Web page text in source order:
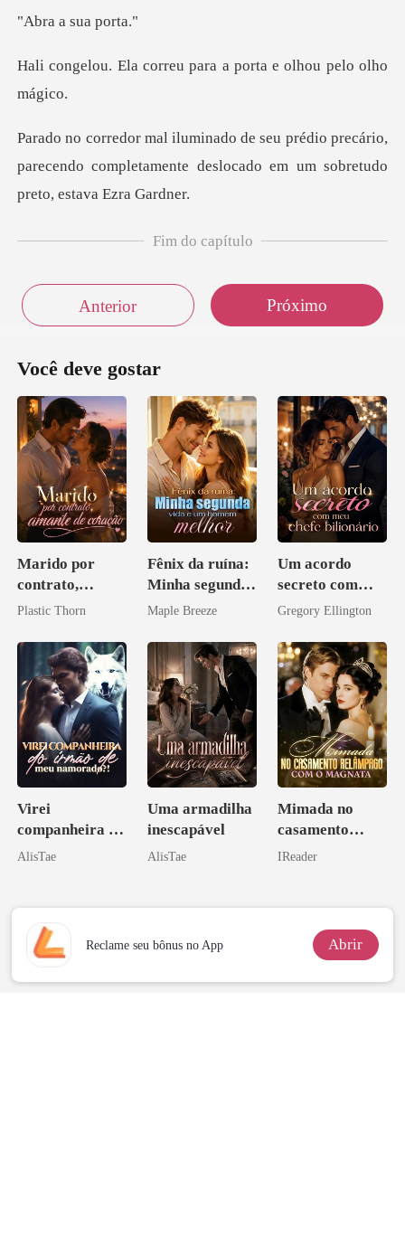
a sua
rreu para a porta e o
io precário,
parecendo completamente desloca
Fim do capítulo
Anterior Próximo
Você deve gostar
Marido por
contrato,
amante de
Plastic Thorn
Fênix da ruína:
Minha segunda
vida e um
Maple Breeze
Um acordo
secreto com
meu chefe
Gregory Ellington
Virei
companheira do
irmão de meu
AlisTae
Uma armadilha
inescapável
AlisTae
Mimada no
casamento
relâmpago com
IReader
Reclame seu bônus no App Abrir